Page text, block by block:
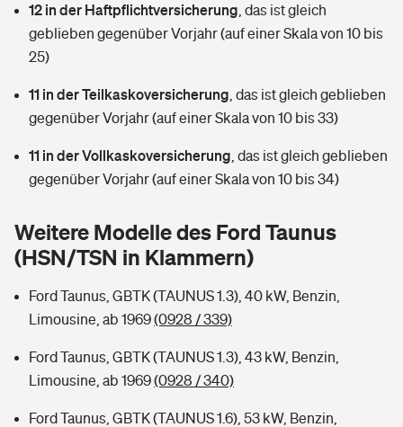
Wer versichert was: Jetzt Versicherer finden
Sie haben Fragen?
Mietkautionsversicherung
Restkreditversicherung
Hochwasser-Check: Wie gefährdet ist Ihr Haus?
Wer versichert was: Jetzt Versicherer finden
Sie haben Fragen?
Kinderinvalidität
Hundehalter-Haftpflicht
Private Cyberversicherung
Musikinstrumentenversicherung
Zur Übersicht
Tools
Tierkrankenversicherung
Zur Übersicht
Tools
Wer versichert was: Jetzt Versicherer finden
Sie haben Fragen?
Rentenrechner: Wie viel Geld bekomme ich im Alter?
12 in der Haftpflichtversicherung das ist gleich
geblieben gegenüber Vorjahr (auf einer Skala von 10 bis
25)
11 in der Teilkaskoversicherung das ist gleich geblieben
gegenüber Vorjahr (auf einer Skala von 10 bis 33)
11 in der Vollkaskoversicherung das ist gleich geblieben
gegenüber Vorjahr (auf einer Skala von 10 bis 34)
Weitere Modelle des Ford Taunus
(HSN/TSN in Klammern)
Ford Taunus, GBTK (TAUNUS 1.3), 40 kW, Benzin,
Limousine, ab 1969(0928 / 339)
Ford Taunus, GBTK (TAUNUS 1.3), 43 kW, Benzin,
Limousine, ab 1969(0928 / 340)
Ford Taunus, GBTK (TAUNUS 1.6), 53 kW, Benzin,